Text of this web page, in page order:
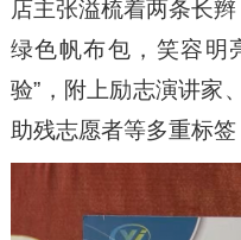
店主张溢梳着两条长
绿色帆布包，笑容明
验”，附上励志演讲家
助残志愿者等多重标